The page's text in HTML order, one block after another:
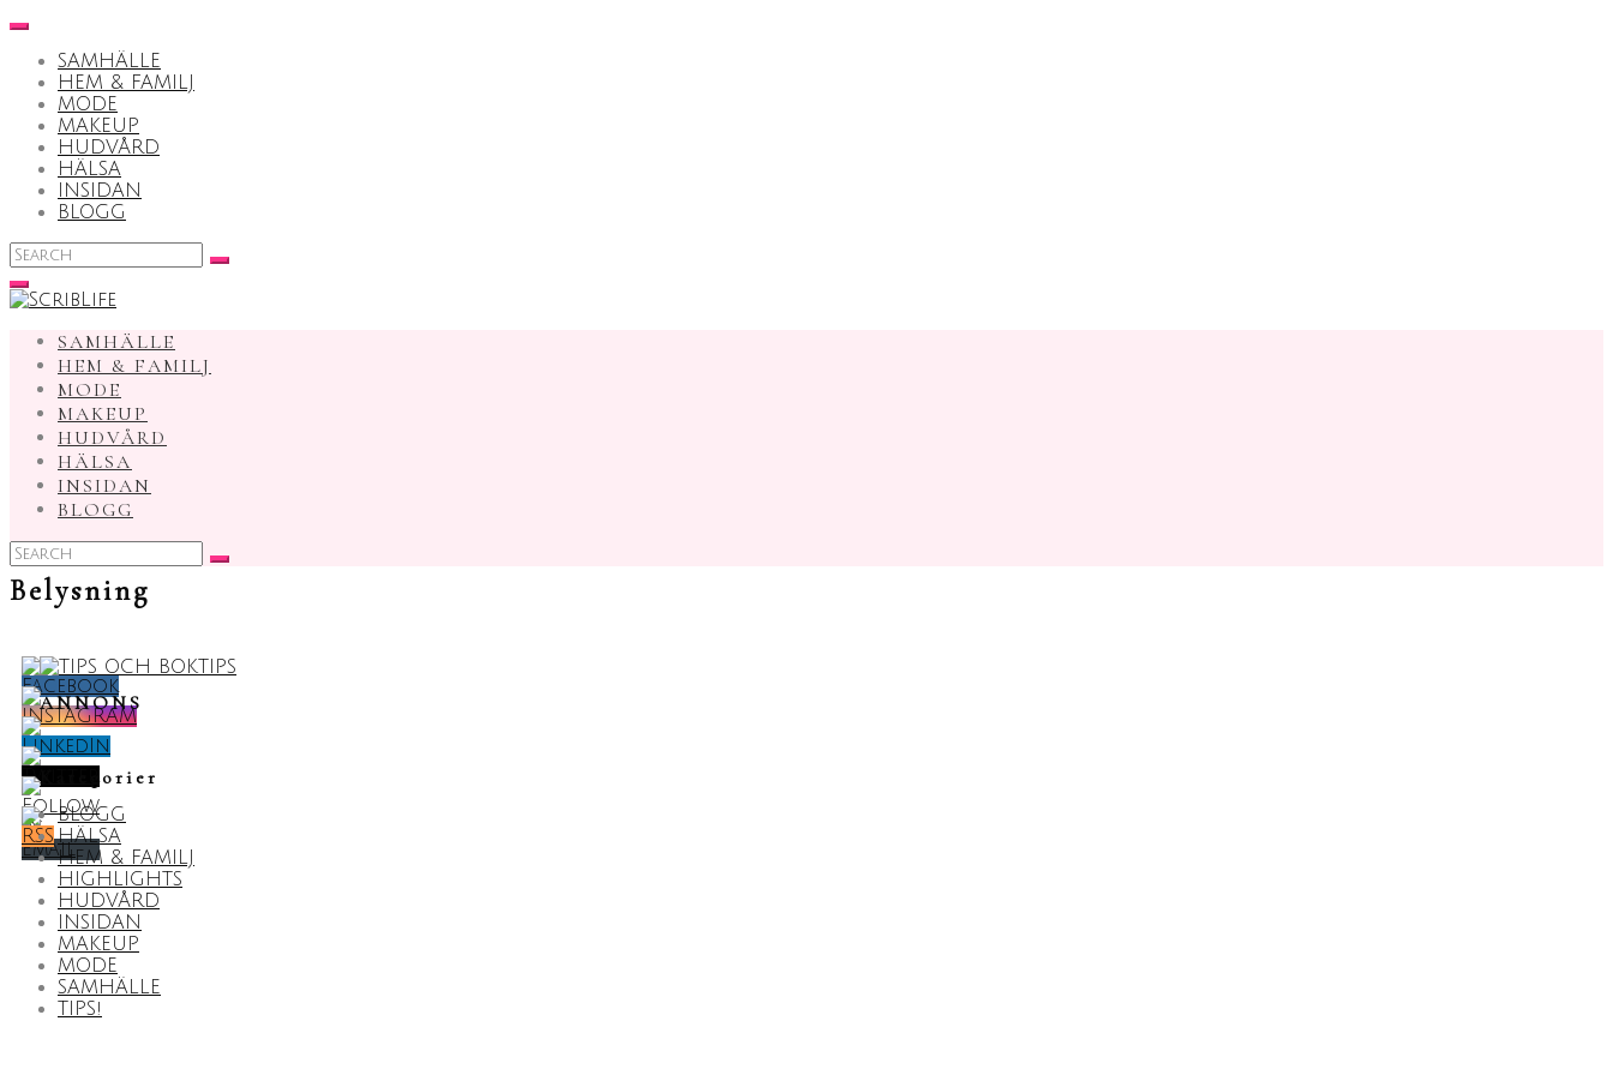
Skip
content
SAMHÄLLE
HEM & FAMILJ
MODE
MAKEUP
HUDVÅRD
HÄLSA
INSIDAN
BLOGG
Search
for:
SAMHÄLLE
HEM & FAMILJ
MODE
MAKEUP
HUDVÅRD
HÄLSA
INSIDAN
BLOGG
Search
for:
Belysning
ANNONS
Kategorier
BLOGG
HÄLSA
HEM & FAMILJ
HIGHLIGHTS
HUDVÅRD
INSIDAN
MAKEUP
MODE
SAMHÄLLE
TIPS!